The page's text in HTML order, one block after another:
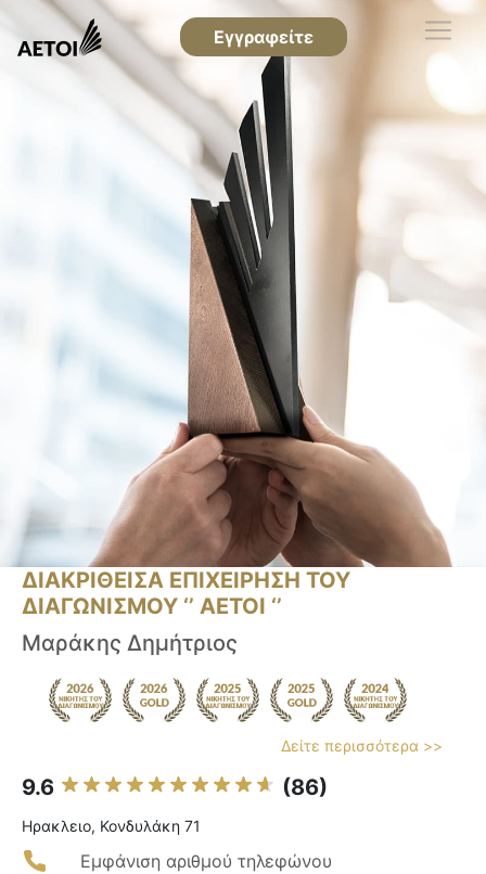
Εγγραφείτε
ΔΙΑΚΡΙΘΕΙΣΑ ΕΠΙΧΕΙΡΗΣΗ ΤΟΥ
ΔΙΑΓΩΝΙΣΜΟΥ ‘’ ΑΕΤΟΙ ‘’
Μαράκης Δημήτριος
Δείτε περισσότερα >>
9.6 (86)
Ηρακλειο, Κονδυλάκη 71
Εμφάνιση αριθμού τηλεφώνου